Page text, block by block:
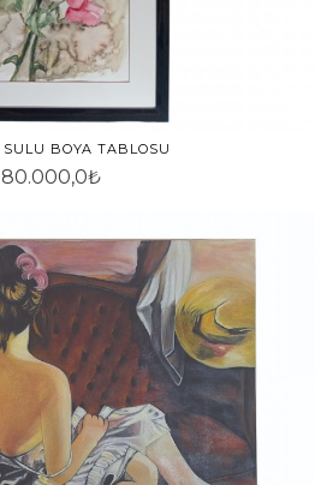
SULU BOYA TABLOSU
80.000,0₺